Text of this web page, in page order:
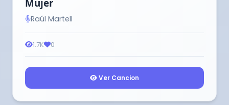
Mujer
Raúl Martell
1.7K 0
Ver Cancion